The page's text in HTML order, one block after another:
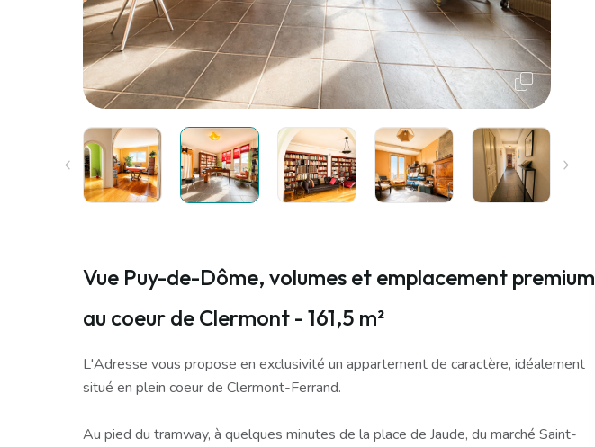
Vue Puy-de-Dôme, volumes et emplacement premium
au coeur de Clermont - 161,5 m²
L'Adresse vous propose en exclusivité un appartement de caractère, idéalement
situé en plein coeur de Clermont-Ferrand.
Au pied du tramway, à quelques minutes de la place de Jaude, du marché Saint-